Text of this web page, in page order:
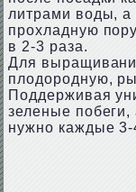
литрами воды,
прохладную
в 2-3 раза.
Для
плодородную,
Поддерживая
зеленые
нужно каждые 3-